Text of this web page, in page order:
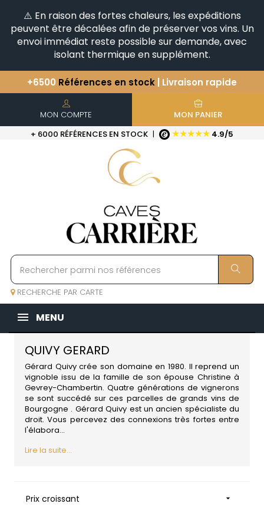
⚠️ En raison des fortes chaleurs, les expéditions
peuvent être décalées afin de préserver vos vins. Un
envoi immédiat reste possible sur demande, avec
isolant thermique en supplément.
+6500 Références en stock | Livraison rapide
Vous avez une question ?
Découvrez notre sélection
d'Horizontales & Verticales
MON COMPTE
MON PANIER
+ 6000 RÉFÉRENCES EN STOCK | ★★★★★ 4.9/5
RECHERCHE PAR CARTE
MENU
QUIVY GERARD
Gérard Quivy crée son domaine en 1980. Il reprend un
vignoble issu de la famille de son épouse Christine à
Gevrey-Chambertin. Quatre générations de vignerons
se sont succédé sur ces parcelles de grands vins de
Bourgogne . Gérard Quivy est un ancien spécialiste du
droit. Vous percevez des connexions très fortes entre
l'élabora...
Lire la suite...
Prix croissant 